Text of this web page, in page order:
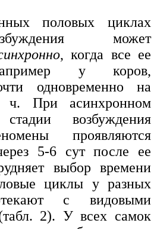
половых циклах
может
, когда все ее
у коров,
одновременно на
ч. При асинхронном
возбуждения
проявляются
5-6 сут после ее
выбор времени
циклы у разных
с видовыми
2). У всех самок